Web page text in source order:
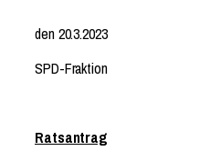
den 20.3.2023
SPD-Fraktion
Ratsantrag